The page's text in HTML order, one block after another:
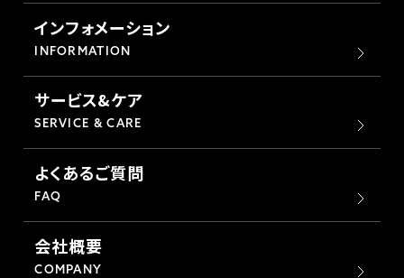
インフォメーション
INFORMATION
サービス&ケア
SERVICE & CARE
よくあるご質問
FAQ
会社概要
COMPANY